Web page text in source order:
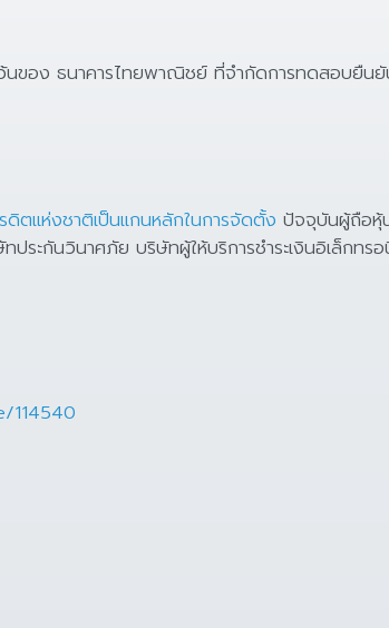
นของ ธนาคารไทยพาณิชย์ ที่จำกัดการทดสอบยื
ดิตแห่งชาติเป็นแกนหลักในการจัดตั้ง ปัจจุบันผู้ถือหุ้
ะกันวินาศภัย บริษัทผู้ให้บริการชำระเงินอิเล็กทร
114540